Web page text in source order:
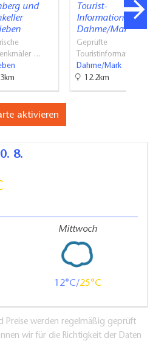
und
…
Tourist-
Information
Dahme/Mark
Geprüfte
Touristinformati…
Dahme/Mark
12.2km
aktivieren
8.
Mittwoch
12 25
Preise werden regelmäßig geprüft
wir für die Richtigkeit der Daten